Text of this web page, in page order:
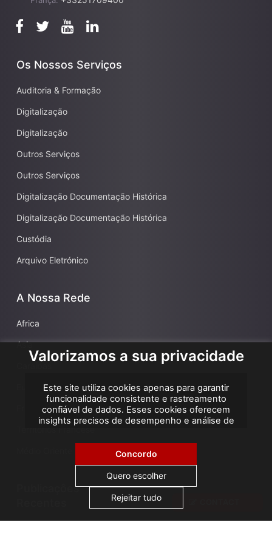
Os Nossos Serviços
Auditoria & Formação
Digitalização
Digitalização
Outros Serviços
Outros Serviços
Digitalização Documentação Histórica
Digitalização Documentação Histórica
Custódia
Arquivo Eletrónico
A Nossa Rede
Africa
Asia
Europa
França
Territórios Francese
Publicaçôes
Valorizamos a sua privacidade
Este site utiliza cookies apenas para garantir
funcionalidade consistente e rastreamento
confiável de dados. Esses cookies oferecem
insights precisos de desempenho e análise de
experiência. Não utilizamos cookies para
publicidade ou remarketing, e nenhum dado
pessoal é vendido ou compartilhado com
terceiros. Ao clicar em "Aceitar todos", você
consente com o uso de cookies.
Concordo
Quero escolher
Rejeitar tudo